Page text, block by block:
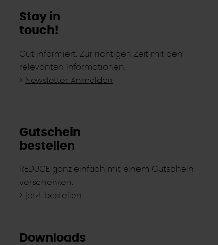
Stay in
touch!
Gut informiert. Zur richtigen Zeit mit den
relevanten Informationen.
> Newsletter Anmelden
Gutschein
bestellen
REDUCE ganz einfach mit einem Gutschein
verschenken.
> jetzt bestellen
Downloads